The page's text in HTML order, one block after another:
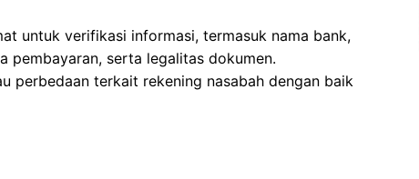
untuk verifikasi informasi, termasuk nama bank,
pembayaran, serta legalitas dokumen.
perbedaan terkait rekening nasabah dengan baik